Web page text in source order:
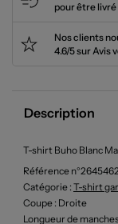
pour être
Nos clients
4.6/5 sur Avis
Description
T-shirt Buho Blanc
Référence
Catégorie : T-shirt
Coupe : Droite
Longueur de